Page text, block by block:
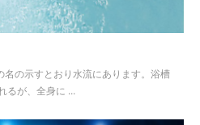
の示すとおり水流にあります。浴槽
るが、全身に ...